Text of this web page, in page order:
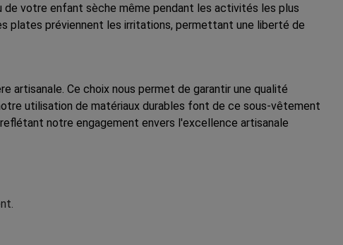
votre enfant sèche même pendant les activités les plus
plates préviennent les irritations, permettant une liberté de
artisanale. Ce choix nous permet de garantir une qualité
utilisation de matériaux durables font de ce sous-vêtement
notre engagement envers l'excellence artisanale